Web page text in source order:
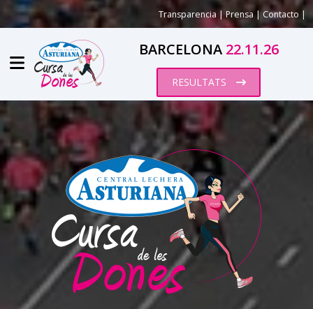
Transparencia|Prensa|Contacto |
BARCELONA22.11.26
RESULTATS